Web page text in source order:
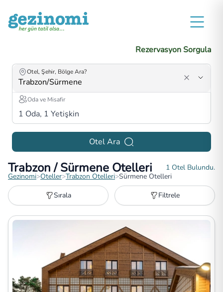
Rezervasyon Sorgula
Otel, Şehir, Bölge Ara?
Oda ve Misafir
1 Oda, 1 Yetişkin
Otel Ara
Trabzon / Sürmene Otelleri 1 Otel Bulundu.
Gezinomi>Oteller>Trabzon Otelleri>Sürmene Otelleri
Sırala
Filtrele